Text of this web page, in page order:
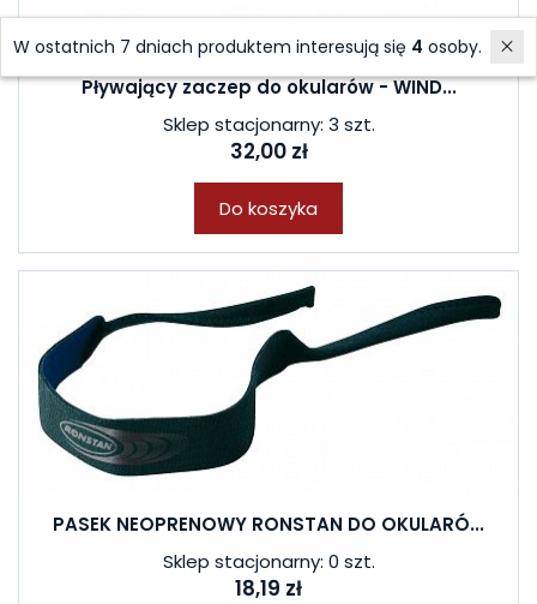
Pływający zaczep do okularów - WIND...
Sklep stacjonarny: 3 szt.
32,00 zł
Do koszyka
PASEK NEOPRENOWY RONSTAN DO OKULARÓ...
Sklep stacjonarny: 0 szt.
18,19 zł
W ostatnich 7 dniach produktem interesują się 4 osoby.